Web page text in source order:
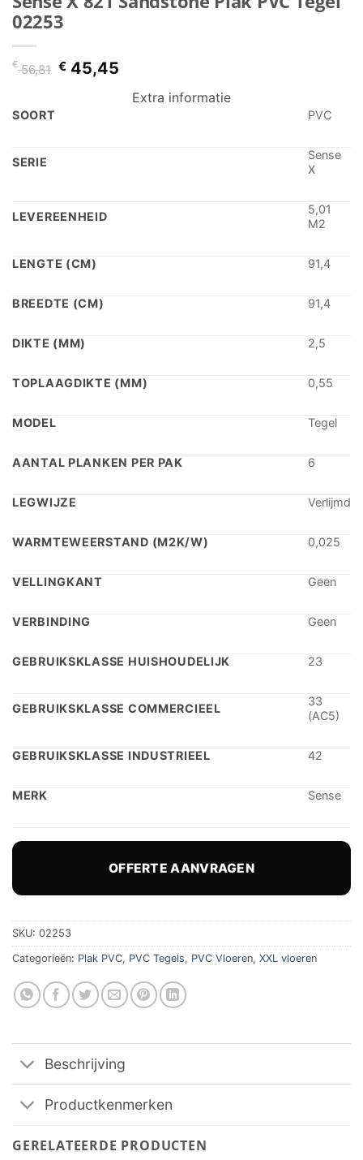
02253
€56,81 Oorspronkelijke
prijs
€45,45Huidige
is:Extra informatie
SOORT PVC
SERIE
Sense
X
LEVEREENHEID
5,01
M2
LENGTE (CM) 91,4
BREEDTE (CM) 91,4
DIKTE (MM) 2,5
TOPLAAGDIKTE (MM) 0,55
MODEL Tegel
AANTAL PLANKEN PER PAK 6
LEGWIJZE Verlijmd
WARMTEWEERSTAND (M2K/W) 0,025
VELLINGKANT Geen
VERBINDING Geen
GEBRUIKSKLASSE HUISHOUDELIJK 23
GEBRUIKSKLASSE COMMERCIEEL
33
(AC5)
GEBRUIKSKLASSE INDUSTRIEEL 42
MERK Sense
OFFERTE AANVRAGEN
SKU: 02253
Categorieën: Plak PVC, PVC Tegels, PVC Vloeren, XXL vloeren
Beschrijving
Productkenmerken
GERELATEERDE PRODUCTEN